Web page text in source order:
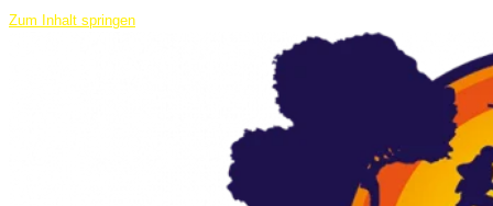
Zum Inhalt springen